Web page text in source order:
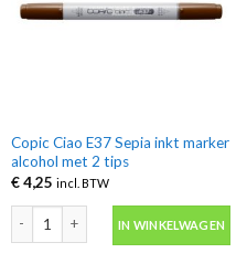
Copic Ciao E37 Sepia inkt marker
alcohol met 2 tips
€4,25 incl. BTW
IN WINKELWAGEN